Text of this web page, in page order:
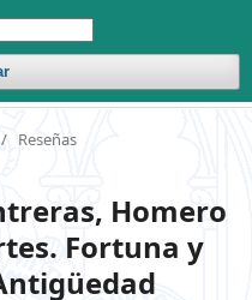
/ Reseñas
Homero
Fortuna y